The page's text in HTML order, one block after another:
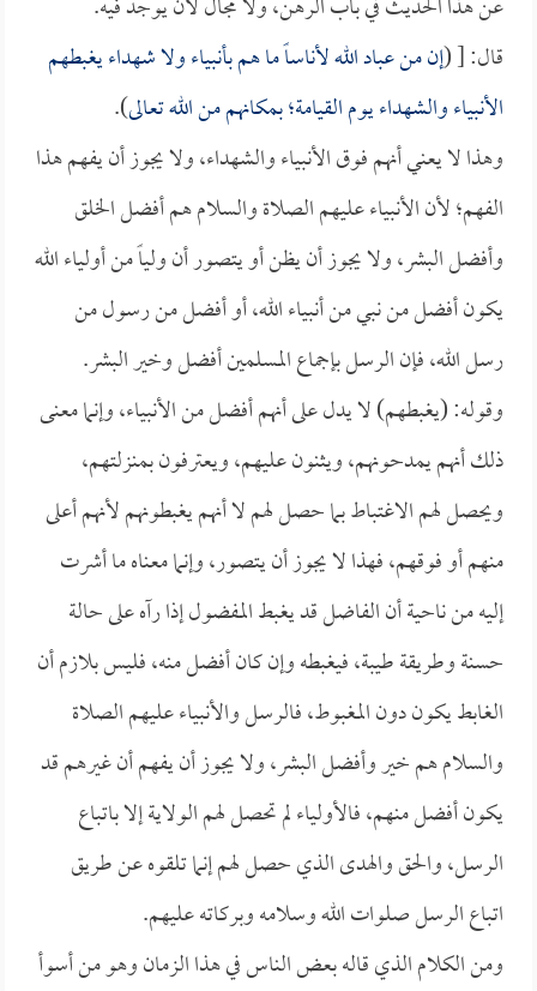
قال: [ (إن من عباد الله لأناساً ما هم بأنبياء ولا شهداء يغبطهم
الأنبياء والشهداء يوم القيامة؛ بمكانهم من الله تعالى).
وهذا لا يعني أنهم فوق الأنبياء والشهداء، ولا يجوز أن يفهم هذا
الفهم؛ لأن الأنبياء عليهم الصلاة والسلام هم أفضل الخلق
وأفضل البشر، ولا يجوز أن يظن أو يتصور أن ولياً من أولياء الله
يكون أفضل من نبي من أنبياء الله، أو أفضل من رسول من
رسل الله، فإن الرسل بإجماع المسلمين أفضل وخير البشر.
وقوله: (يغبطهم) لا يدل على أنهم أفضل من الأنبياء، وإنما معنى
ذلك أنهم يمدحونهم، ويثنون عليهم، ويعترفون بمنزلتهم،
ويحصل لهم الاغتباط بما حصل لهم لا أنهم يغبطونهم لأنهم أعلى
منهم أو فوقهم، فهذا لا يجوز أن يتصور، وإنما معناه ما أشرت
إليه من ناحية أن الفاضل قد يغبط المفضول إذا رآه على حالة
حسنة وطريقة طيبة، فيغبطه وإن كان أفضل منه، فليس بلازم أن
الغابط يكون دون المغبوط، فالرسل والأنبياء عليهم الصلاة
والسلام هم خير وأفضل البشر، ولا يجوز أن يفهم أن غيرهم قد
يكون أفضل منهم، فالأولياء لم تحصل لهم الولاية إلا باتباع
الرسل، والحق والهدى الذي حصل لهم إنما تلقوه عن طريق
اتباع الرسل صلوات الله وسلامه وبركاته عليهم.
ومن الكلام الذي قاله بعض الناس في هذا الزمان وهو من أسوأ